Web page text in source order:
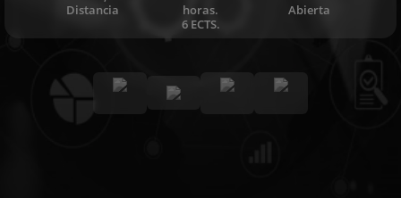
Distancia
horas.
6 ECTS.
Abierta